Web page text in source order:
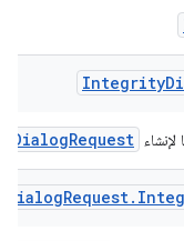
Integrity
DialogRequest.